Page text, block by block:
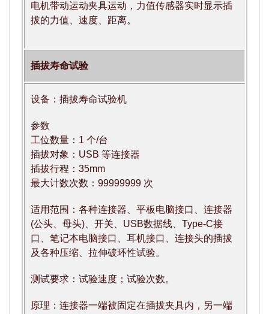
电机带动运动夹具运动，力值传感器实时显示插
拔的力值、速度、距离。
插拔寿命试验
设备：插拔寿命试验机
参数
工位数量：1 个/台
插拔对象：USB 等连接器
插拔行程：35mm
最大计数次数：99999999 次
适用范围：各种连接器、平板电脑接口、连接器
(公头、母头)、开关、USB数据线、Type-C接
口、笔记本电脑接口、耳机接口、连接头的插拔
及各种压缩、拉伸破环性试验。
测试要求：试验速度；试验次数。
原理：连接器一端被固定在插拔夹具内，另一端